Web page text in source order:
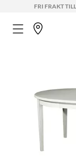
FRI FRAKT